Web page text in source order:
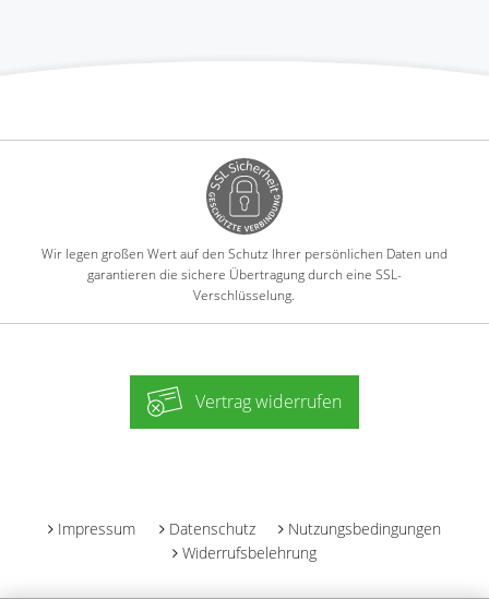
Wir legen großen Wert auf den Schutz Ihrer persönlichen Daten und
garantieren die sichere Übertragung durch eine SSL-
Verschlüsselung.
Vertrag widerrufen
Impressum Datenschutz
Nutzungsbedingungen
Widerrufsbelehrung